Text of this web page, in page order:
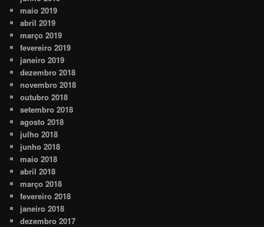
maio 2019
abril 2019
março 2019
fevereiro 2019
janeiro 2019
dezembro 2018
novembro 2018
outubro 2018
setembro 2018
agosto 2018
julho 2018
junho 2018
maio 2018
abril 2018
março 2018
fevereiro 2018
janeiro 2018
dezembro 2017